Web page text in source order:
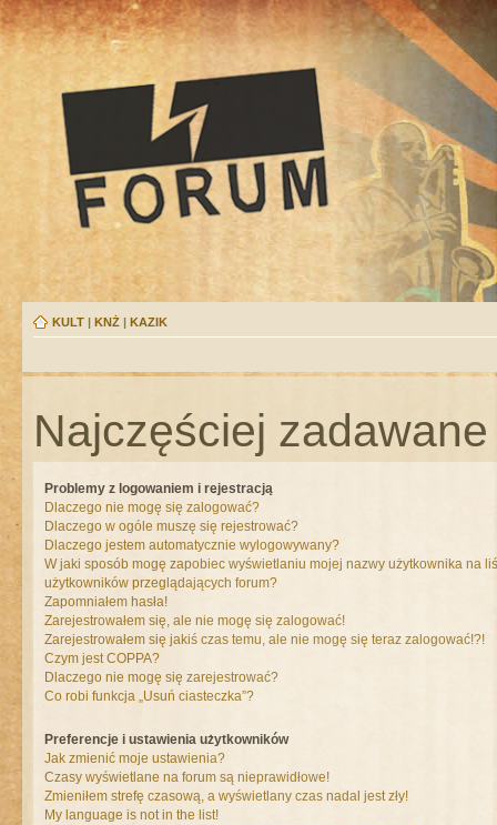
KULT | KNŻ | KAZIK
Najczęściej
Problemy z logowaniem i rejestracją
Dlaczego nie mogę się zalogować?
Dlaczego w ogóle muszę się rejestrować?
Dlaczego jestem automatycznie wylogowywany?
W jaki sposób mogę zapobiec wyświetlaniu mojej nazwy użytkownika na
użytkowników przeglądających forum?
Zapomniałem hasła!
Zarejestrowałem się, ale nie mogę się zalogować!
Zarejestrowałem się jakiś czas temu, ale nie mogę się teraz zalogować!?!
Czym jest COPPA?
Dlaczego nie mogę się zarejestrować?
Co robi funkcja „Usuń ciasteczka”?
Preferencje i ustawienia użytkowników
Jak zmienić moje ustawienia?
Czasy wyświetlane na forum są nieprawidłowe!
Zmieniłem strefę czasową, a wyświetlany czas nadal jest zły!
My language is not in the list!